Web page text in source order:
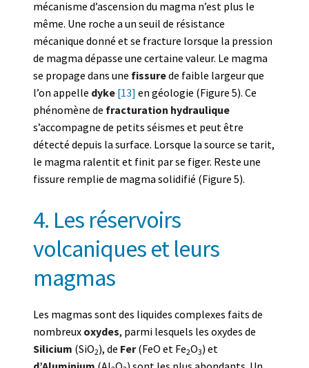
mécanisme d’ascension du magma n’est plus le
même. Une roche a un seuil de résistance
mécanique donné et se fracture lorsque la pression
de magma dépasse une certaine valeur. Le magma
se propage dans une fissurede faible largeur que
l’on appelle dyke [13] en géologie (Figure 5). Ce
phénomène de fracturation hydraulique
s’accompagne de petits séismes et peut être
détecté depuis la surface. Lorsque la source se tarit,
le magma ralentit et finit par se figer. Reste une
fissure remplie de magma solidifié (Figure 5).
4. Les réservoirs
volcaniques et leurs
magmas
Les magmas sont des liquides complexes faits de
nombreux oxydes, parmi lesquels les oxydes de
Silicium (SiO2), de Fer(FeO et Fe2O3) et